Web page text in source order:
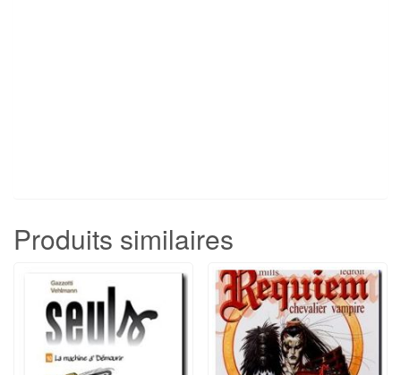
Produits similaires